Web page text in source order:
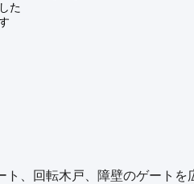
た
、回転木戸、障壁のゲート